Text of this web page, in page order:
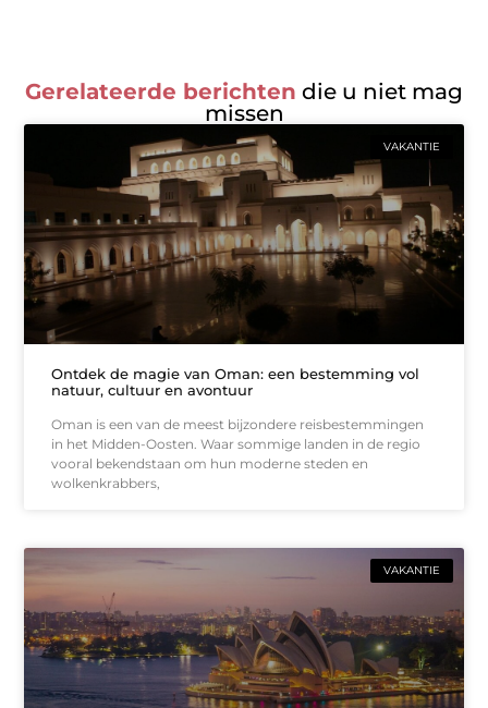
Gerelateerde berichten die u niet mag
missen
VAKANTIE
Ontdek de magie van Oman: een bestemming vol
natuur, cultuur en avontuur
Oman is een van de meest bijzondere reisbestemmingen
in het Midden-Oosten. Waar sommige landen in de regio
vooral bekendstaan om hun moderne steden en
wolkenkrabbers,
VAKANTIE